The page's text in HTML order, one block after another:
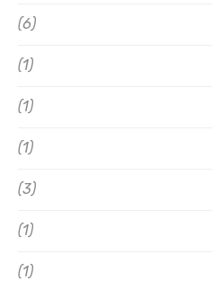
(6)
(1)
(1)
(1)
(3)
(1)
(1)